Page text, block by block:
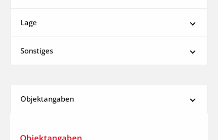
Lage
Sonstiges
Objektangaben